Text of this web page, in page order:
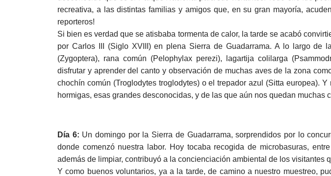
recreativa, a las distintas familias y amigos que, en su gran mayoría,
reporteros!
Si bien es verdad que se atisbaba tormenta de calor, la tarde se acabó
por Carlos III (Siglo XVIII) en plena Sierra de Guadarrama. A lo largo de
(Zygoptera), rana común (Pelophylax perezi), lagartija colilarga
disfrutar y aprender del canto y observación de muchas aves de la zona
chochín común (Troglodytes troglodytes) o el trepador azul (Sitta europea).
hormigas, esas grandes desconocidas, y de las que aún nos quedan muchas
Día 6: Un domingo por la Sierra de Guadarrama, sorprendidos por lo
donde comenzó nuestra labor. Hoy tocaba recogida de microbasuras,
además de limpiar, contribuyó a la concienciación ambiental de los visitantes
Y como buenos voluntarios, ya a la tarde, de camino a nuestro muestreo,